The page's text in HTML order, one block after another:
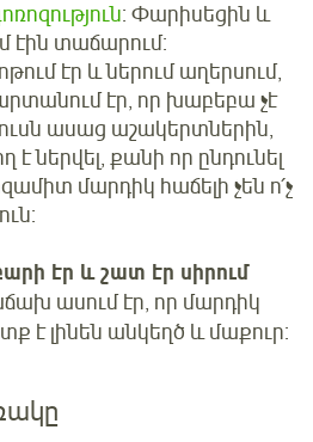
: Փարիսեցին և
էին տաճարում:
էր և ներում աղերսում,
էր, որ խաբեբա չէ
ասաց աշակերտներին,
ներվել, քանի որ ընդունել
մարդիկ հաճելի չեն ո՛չ
էր և շատ էր սիրում
ասում էր, որ մարդիկ
է լինեն անկեղծ և մաքուր: